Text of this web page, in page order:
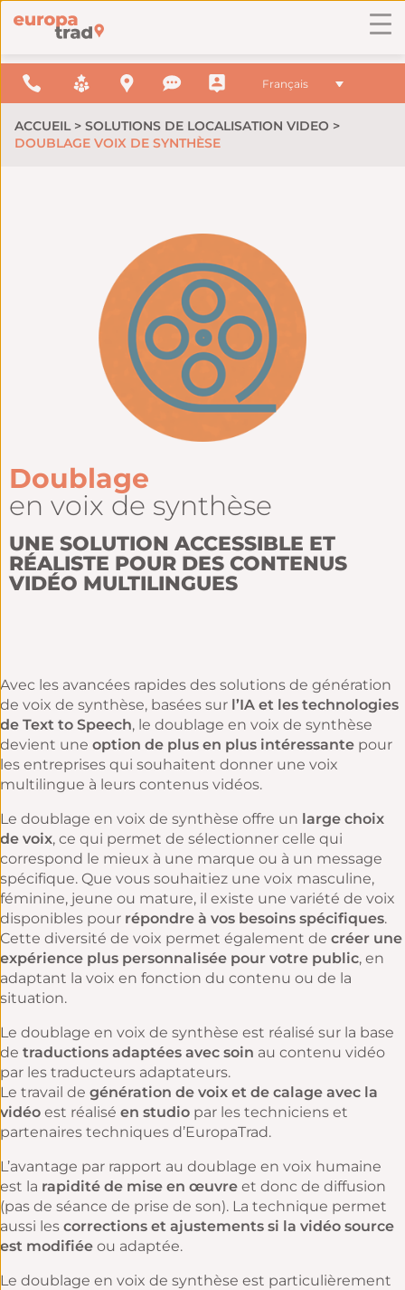
Français
ACCUEIL> SOLUTIONS DE LOCALISATION VIDEO >
DOUBLAGE VOIX DE SYNTHÈSE
Doublage
en voix de synthèse
UNE SOLUTION ACCESSIBLE ET
RÉALISTE POUR DES CONTENUS
VIDÉO MULTILINGUES
Avec les avancées rapides des solutions de génération
de voix de synthèse, basées sur l’IA et les technologies
de Text to Speech, le doublage en voix de synthèse
devient une option de plus en plus intéressante pour
les entreprises qui souhaitent donner une voix
multilingue à leurs contenus vidéos.
Le doublage en voix de synthèse offre un large choix
de voix, ce qui permet de sélectionner celle qui
correspond le mieux à une marque ou à un message
spécifique. Que vous souhaitiez une voix masculine,
féminine, jeune ou mature, il existe une variété de voix
disponibles pour répondre à vos besoins spécifiques.
Cette diversité de voix permet également de créer une
expérience plus personnalisée pour votre public, en
adaptant la voix en fonction du contenu ou de la
situation.
Le doublage en voix de synthèse est réalisé sur la base
de traductions adaptées avec soin au contenu vidéo
par les traducteurs adaptateurs.
Le travail de génération de voix et de calage avec la
vidéo est réalisé en studio par les techniciens et
partenaires techniques d’EuropaTrad.
L’avantage par rapport au doublage en voix humaine
est la rapidité de mise en œuvre et donc de diffusion
(pas de séance de prise de son). La technique permet
aussi les corrections et ajustements si la vidéo source
est modifiée ou adaptée.
Le doublage en voix de synthèse est particulièrement